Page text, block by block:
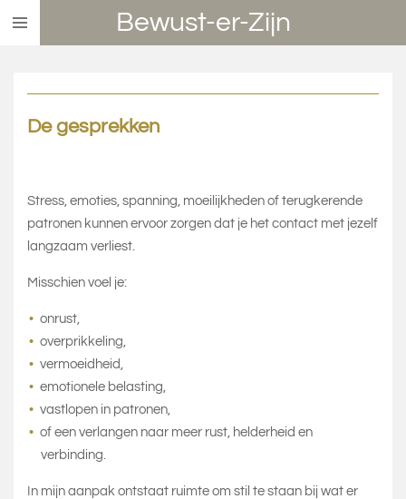
Ga
direct
Bewust-er-Zijn
De gesprekken
Stress, emoties, spanning, moeilijkheden of terugkerende
patronen kunnen ervoor zorgen dat je het contact met jezelf
langzaam verliest.
Misschien voel je:
onrust,
overprikkeling,
vermoeidheid,
emotionele belasting,
vastlopen in patronen,
of een verlangen naar meer rust, helderheid en
verbinding.
In mijn aanpak ontstaat ruimte om stil te staan bij wat er